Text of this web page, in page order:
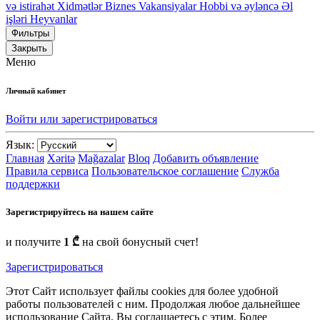
və istirahət Xidmətlər Biznes Vakansiyalar Hobbi və əyləncə Əl
işləri Heyvanlar
Фильтры
Закрыть
Меню
Личный кабинет
Войти или зарегистрироваться
Язык:
Главная Xəritə Mağazalar Bloq Добавить объявление
Правила сервиса Пользовательское соглашение Служба
поддержки
Зарегистрируйтесь на нашем сайте
и получите 1 ₾ на свой бонусный счет!
Зарегистрироваться
Этот Сайт использует файлы cookies для более удобной
работы пользователей с ним. Продолжая любое дальнейшее
использование Сайта, Вы соглашаетесь с этим. Более